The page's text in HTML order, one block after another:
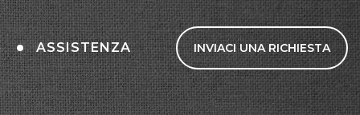
ASSISTENZA INVIACI UNA RICHIESTA